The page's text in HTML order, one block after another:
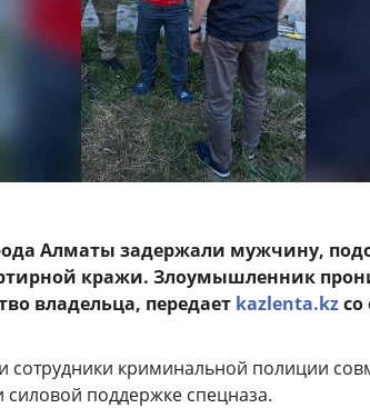
Алматы задержали мужчину,
кражи. Злоумышленник
владельца, передает kazlenta.kzсо
сотрудники криминальной полиции
поддержке спецназа.